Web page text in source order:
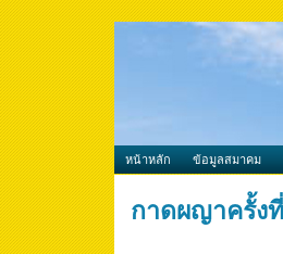
หน้าหลัก ข้อมูลสมาคม
กาดผญาครั้ง